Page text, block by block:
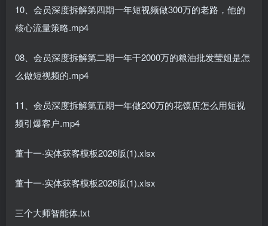
10、会员深度拆解第四期一年短视频做300万的老路，他的
核心流量策略.mp4
08、会员深度拆解第二期一年干2000万的粮油批发莹姐是怎
么做短视频的.mp4
11、会员深度拆解第五期一年做200万的花馍店怎么用短视
频引爆客户.mp4
董十一·实体获客模板2026版(1).xlsx
董十一·实体获客模板2026版(1).xlsx
三个大师智能体.txt